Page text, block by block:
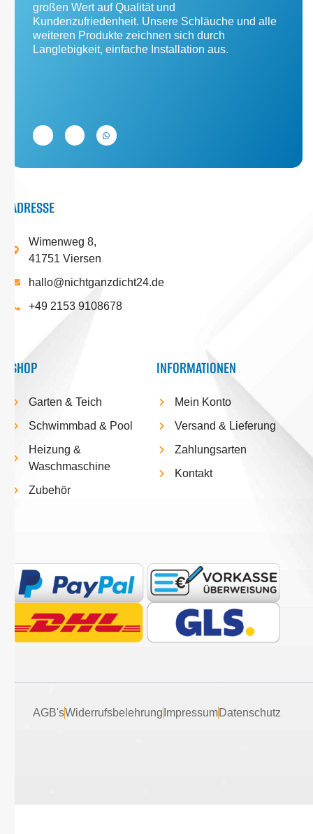
großen Wert auf Qualität und
Kundenzufriedenheit. Unsere Schläuche und alle
weiteren Produkte zeichnen sich durch
Langlebigkeit, einfache Installation aus.
ADRESSE
Wimenweg 8,
41751 Viersen
hallo@nichtganzdicht24.de
+49 2153 9108678
SHOP
Garten & Teich
Schwimmbad & Pool
Heizung &
Waschmaschine
Zubehör
INFORMATIONEN
Mein Konto
Versand & Lieferung
Zahlungsarten
Kontakt
AGB'sWiderrufsbelehrung Impressum Datenschutz